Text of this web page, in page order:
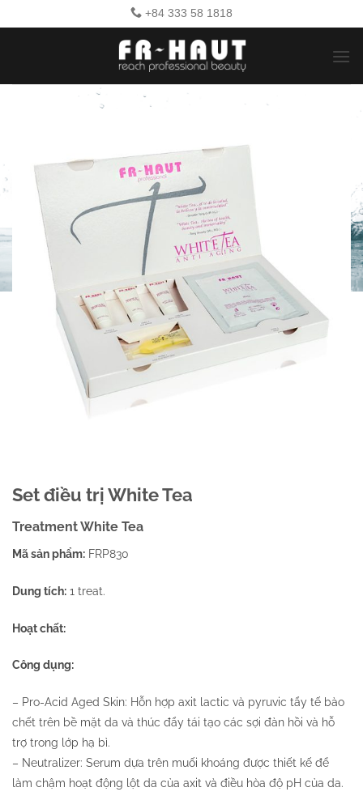
qua
+84 333 58 1818
Set điều trị White Tea
Treatment White Tea
Mã sản phẩm: FRP830
Dung tích: 1 treat.
Hoạt chất:
Công dụng:
– Pro-Acid Aged Skin: Hỗn hợp axit lactic và pyruvic tẩy tế bào
chết trên bề mặt da và thúc đẩy tái tạo các sợi đàn hồi và hỗ
trợ trong lớp hạ bì.
– Neutralizer: Serum dựa trên muối khoáng được thiết kế để
làm chậm hoạt động lột da của axit và điều hòa độ pH của da.